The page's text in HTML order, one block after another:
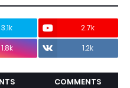
3.1k
2.7k
1.8k 1.2k
COMMENTS